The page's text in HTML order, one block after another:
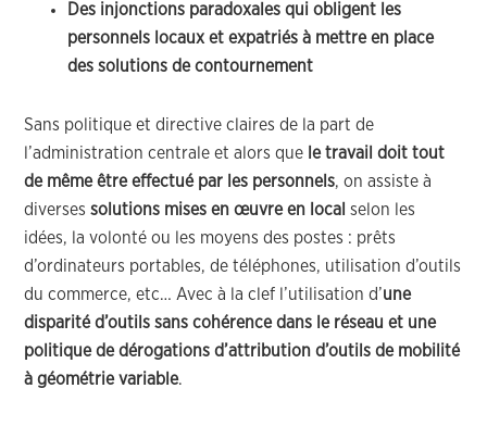
Des injonctions paradoxales qui obligent les
personnels locaux et expatriés à mettre en place
des solutions de contournement
Sans politique et directive claires de la part de
l’administration centrale et alors que le travail doit tout
de même être effectué par les personnels, on assiste à
diversessolutions mises en œuvre en local selon les
idées, la volonté ou les moyens des postes : prêts
d’ordinateurs portables, de téléphones, utilisation d’outils
du commerce, etc… Avec à la clef l’utilisation d’une
disparité d’outils sans cohérence dans le réseau et une
politique de dérogations d’attribution d’outils de mobilité
à géométrie variable.